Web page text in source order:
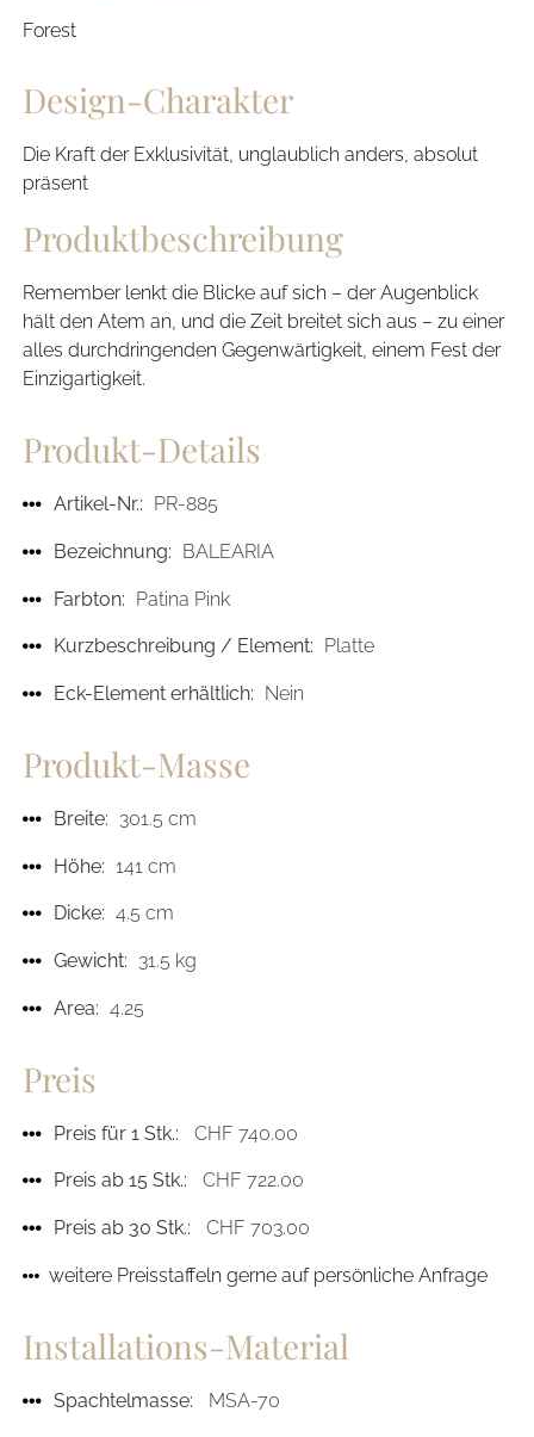
Forest
Design-Charakter
Die Kraft der Exklusivität, unglaublich anders, absolut
präsent
Produktbeschreibung
Remember lenkt die Blicke auf sich – der Augenblick
hält den Atem an, und die Zeit breitet sich aus – zu einer
alles durchdringenden Gegenwärtigkeit, einem Fest der
Einzigartigkeit.
Produkt-Details
Artikel-Nr.: PR-885
Bezeichnung: BALEARIA
Farbton: Patina Pink
Kurzbeschreibung / Element: Platte
Eck-Element erhältlich: Nein
Produkt-Masse
Breite: 301.5 cm
Höhe: 141 cm
Dicke: 4.5 cm
Gewicht: 31.5 kg
Area: 4.25
Preis
Preis für 1 Stk.: CHF 740.00
Preis ab 15 Stk.: CHF 722.00
Preis ab 30 Stk.: CHF 703.00
weitere Preisstaffeln gerne auf persönliche Anfrage
Installations-Material
Spachtelmasse: MSA-70